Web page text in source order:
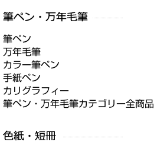
筆ペン
万年毛筆
カラー筆ペン
手紙ペン
カリグラフィー
筆ペン・万年毛筆カテゴリー全商品